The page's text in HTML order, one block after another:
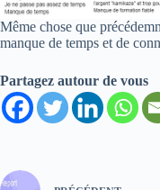
Même chose que
manque de temps et de
Partagez autour de vous